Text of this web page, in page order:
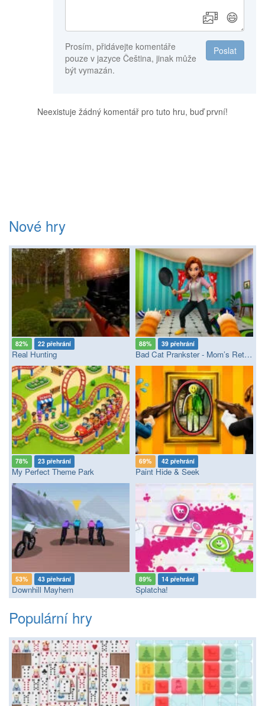
😄
Poslat
Prosím, přidávejte komentáře
pouze v jazyce Čeština, jinak může
být vymazán.
Neexistuje žádný komentář pro tuto hru, buď první!
Nové hry
82% 22 přehrání
Real Hunting
88% 39 přehrání
Bad Cat Prankster - Mom’s Return
78% 23 přehrání
My Perfect Theme Park
69% 42 přehrání
Paint Hide & Seek
53% 43 přehrání
Downhill Mayhem
89% 14 přehrání
Splatcha!
Populární hry